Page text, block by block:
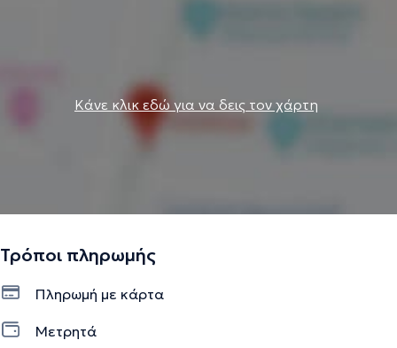
Κάνε κλικ εδώ για να δεις τον χάρτη
Τρόποι πληρωμής
Πληρωμή με κάρτα
Μετρητά